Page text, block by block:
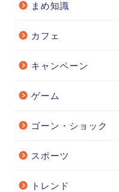
まめ知識
カフェ
キャンペーン
ゲーム
ゴーン・ショック
スポーツ
トレンド